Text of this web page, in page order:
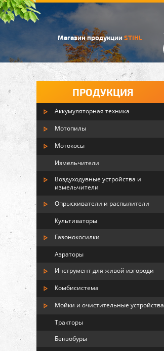
Магазин продукции STIHL
ПРОДУКЦИЯ
Аккумуляторная техника
Мотопилы
Мотокосы
Измельчители
Воздуходувные устройства и
измельчители
Опрыскиватели и распылители
Культиваторы
Газонокосилки
Аэраторы
Инструмент для живой изгороди
Комбисистема
Мойки и очистительные устройства
Тракторы
Бензобуры